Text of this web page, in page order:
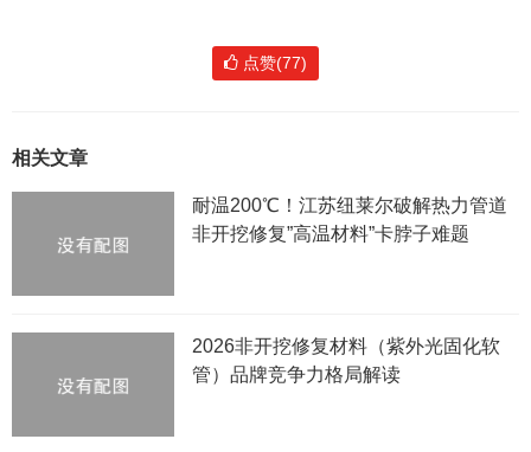
点赞(77)
相关文章
耐温200℃！江苏纽莱尔破解热力管道
非开挖修复”高温材料”卡脖子难题
2026非开挖修复材料（紫外光固化软
管）品牌竞争力格局解读